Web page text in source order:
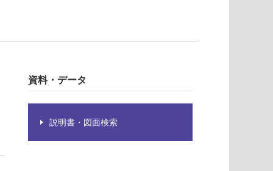
資料・データ
説明書・図面検索